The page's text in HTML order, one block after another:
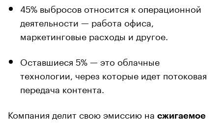
45% выбросов относится к операционной
деятельности — работа офиса,
маркетинговые расходы и другое.
Оставшиеся 5% — это облачные
технологии, через которые идет потоковая
передача контента.
Компания делит свою эмиссию на сжигаемое